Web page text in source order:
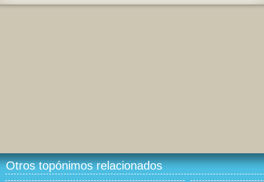
Otros topónimos relacionados